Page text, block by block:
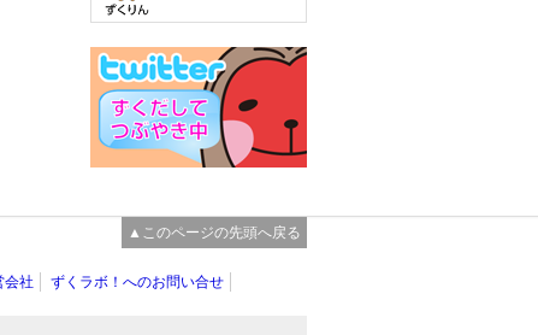
▲このページの先頭へ戻る
会社 ずくラボ！へのお問い合せ